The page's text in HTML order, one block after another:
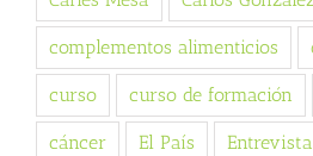
complementos alimenticios
curso curso de formación
cáncer El País Entrevista